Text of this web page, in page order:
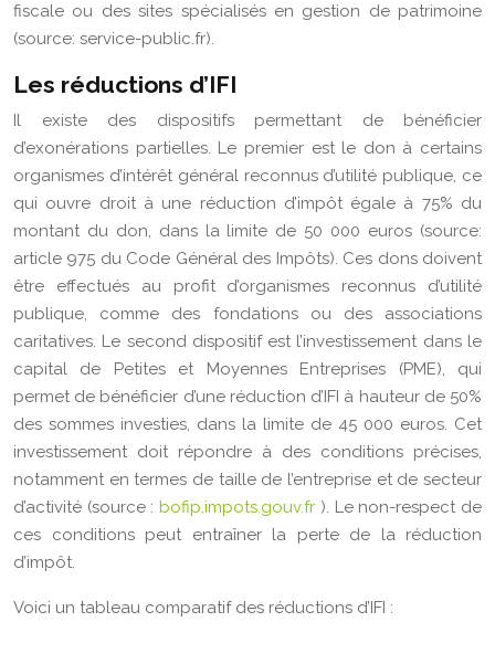
fiscale ou des sites spécialisés en gestion de patrimoine
(source: service-public.fr).
Les réductions d’IFI
Il existe des dispositifs permettant de bénéficier
d’exonérations partielles. Le premier est le don à certains
organismes d’intérêt général reconnus d’utilité publique, ce
qui ouvre droit à une réduction d’impôt égale à 75% du
montant du don, dans la limite de 50 000 euros (source:
article 975 du Code Général des Impôts). Ces dons doivent
être effectués au profit d’organismes reconnus d’utilité
publique, comme des fondations ou des associations
caritatives. Le second dispositif est l’investissement dans le
capital de Petites et Moyennes Entreprises (PME), qui
permet de bénéficier d’une réduction d’IFI à hauteur de 50%
des sommes investies, dans la limite de 45 000 euros. Cet
investissement doit répondre à des conditions précises,
notamment en termes de taille de l’entreprise et de secteur
d’activité (source :bofip.impots.gouv.fr ). Le non-respect de
ces conditions peut entraîner la perte de la réduction
d’impôt.
Voici un tableau comparatif des réductions d’IFI :